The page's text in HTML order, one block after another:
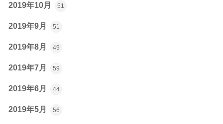
2019年10月 51
2019年9月 51
2019年8月 49
2019年7月 59
2019年6月 44
2019年5月 56